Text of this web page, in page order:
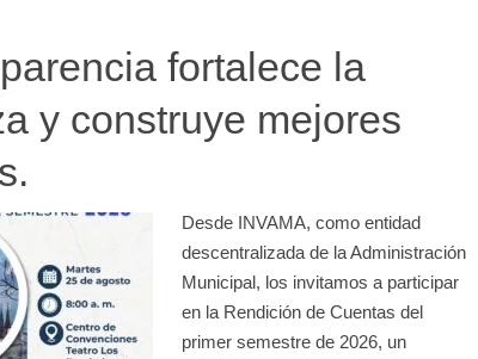
fortalece la
y construye mejores
Desde INVAMA, como entidad
descentralizada de la Administración
Municipal, los invitamos a participar
en la Rendición de Cuentas del
primer semestre de 2026, un